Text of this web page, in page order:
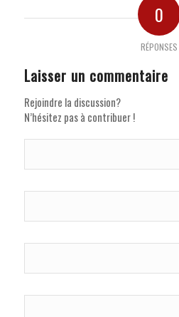
0
RÉPONSES
Laisser un commentaire
Rejoindre la discussion?
N’hésitez pas à contribuer !